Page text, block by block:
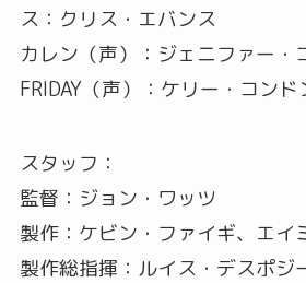
ス：クリス・エバンス
カレン（声）：ジェニファー・
FRIDAY（声）：ケリー・コンド
スタッフ：
監督：ジョン・ワッツ
製作：ケビン・ファイギ、エイ
製作総指揮：ルイス・デスポジ